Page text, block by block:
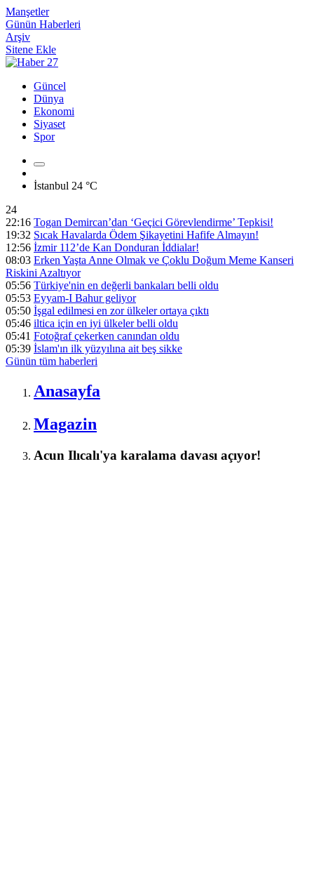
Manşetler
Günün Haberleri
Arşiv
Sitene Ekle
Güncel
Dünya
Ekonomi
Siyaset
Spor
İstanbul 24 °C
24
22:16 Togan Demircan’dan ‘Geçici Görevlendirme’ Tepkisi!
19:32 Sıcak Havalarda Ödem Şikayetini Hafife Almayın!
12:56 İzmir 112’de Kan Donduran İddialar!
08:03 Erken Yaşta Anne Olmak ve Çoklu Doğum Meme Kanseri
Riskini Azaltıyor
05:56 Türkiye'nin en değerli bankaları belli oldu
05:53 Eyyam-I Bahur geliyor
05:50 İşgal edilmesi en zor ülkeler ortaya çıktı
05:46 iltica için en iyi ülkeler belli oldu
05:41 Fotoğraf çekerken canından oldu
05:39 İslam'ın ilk yüzyılına ait beş sikke
Günün tüm haberleri
Anasayfa
Magazin
Acun Ilıcalı'ya karalama davası açıyor!